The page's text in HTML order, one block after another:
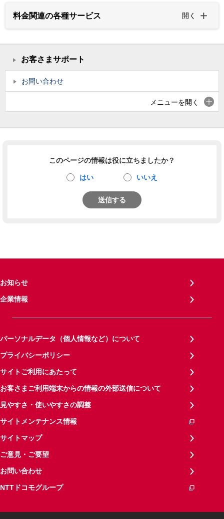
料金関連の各種サービス 開く
お客さまサポート
お問い合わせ
メニューを開く
このページの情報は役に立ちましたか？
はい いいえ
送信する
お知らせ
企業情報
パーソナルデータ（個人情報など）について
プライバシーポリシー
サイトご利用にあたって
お客さまご利用端末からの情報の外部送信について
見やすさ・使いやすさの調整
サイトメンテナンス情報
サイトマップ
ご意見・ご要望
お問い合わせ
NTTドコモグループ